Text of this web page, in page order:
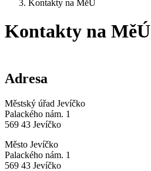
Kontakty na MěÚ
Kontakty na MěÚ
Adresa
Městský úřad Jevíčko
Palackého nám. 1
569 43 Jevíčko
Město Jevíčko
Palackého nám. 1
569 43 Jevíčko